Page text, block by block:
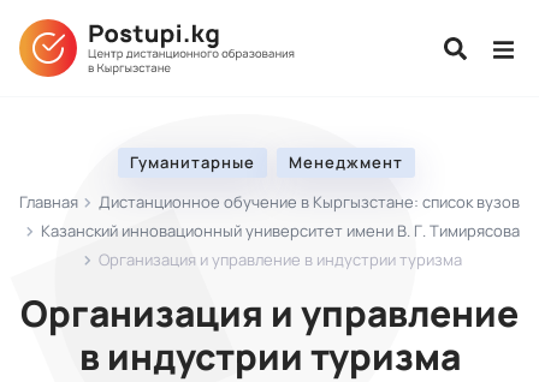
Гуманитарные
Менеджмент
Главная
Дистанционное обучение в Кыргызстане: список вузов
Казанский инновационный университет имени В. Г. Тимирясова
Организация и управление в индустрии туризма
Организация и управление
в индустрии туризма